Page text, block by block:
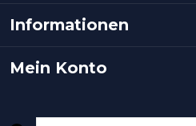
Informationen
Mein Konto